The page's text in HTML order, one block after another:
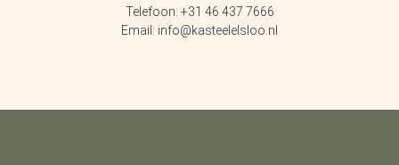
Telefoon: +31 46 437 7666
Email: info@kasteelelsloo.nl